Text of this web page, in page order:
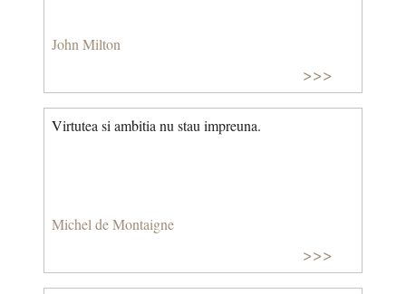
John Milton
>>>
Virtutea si ambitia nu stau impreuna.
Michel de Montaigne
>>>